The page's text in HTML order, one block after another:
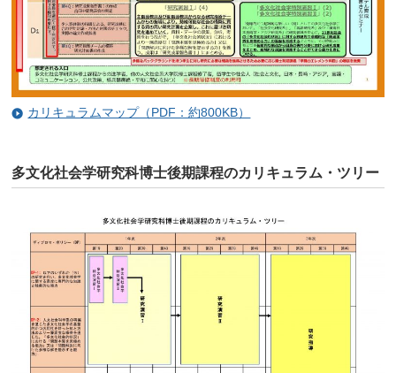
カリキュラムマップ（PDF：約800KB）
多文化社会学研究科博士後期課程のカリキュラム・ツリー